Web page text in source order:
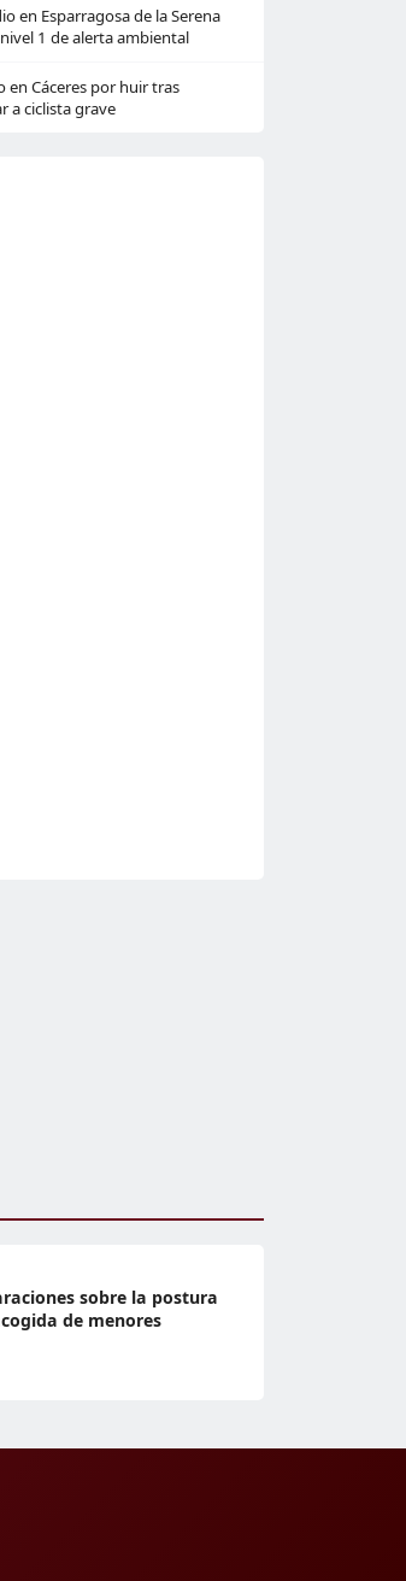
en Esparragosa de la Serena
1 de alerta ambiental
en Cáceres por huir tras
a ciclista grave
sobre la postura
de menores